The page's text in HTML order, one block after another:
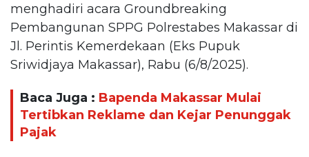
menghadiri acara Groundbreaking
Pembangunan SPPG Polrestabes Makassar di
Jl. Perintis Kemerdekaan (Eks Pupuk
Sriwidjaya Makassar), Rabu (6/8/2025).
Baca Juga : Bapenda Makassar Mulai
Tertibkan Reklame dan Kejar Penunggak
Pajak